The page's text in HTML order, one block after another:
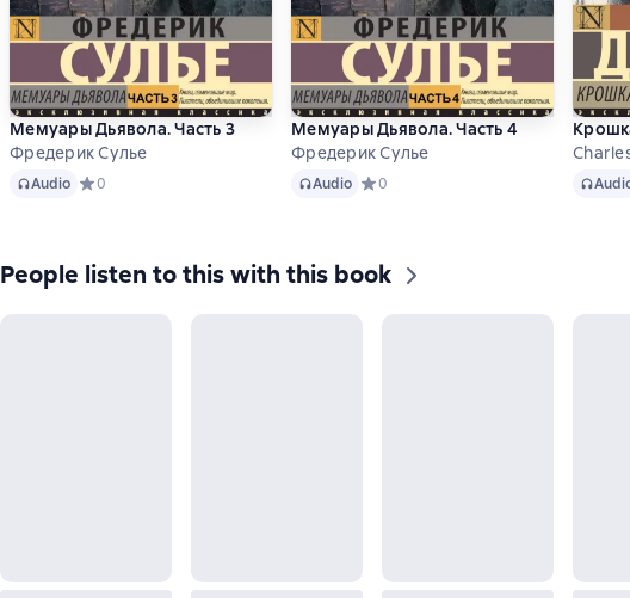
Мемуары Дьявола. Часть 3
Фредерик Сулье
AudioAudio Средний рейтинг 0 на основе 0 оценок
0
Мемуары Дьявола. Часть 4
Фредерик Сулье
AudioAudio Средний рейтинг 0 на основе 0
0 Audio
People listen to this with this book